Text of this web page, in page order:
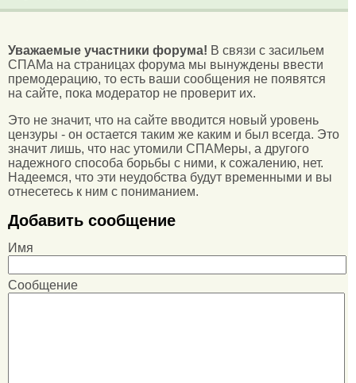
Уважаемые участники форума! В связи с засильем
СПАМа на страницах форума мы вынуждены ввести
премодерацию, то есть ваши сообщения не появятся
на сайте, пока модератор не проверит их.
Это не значит, что на сайте вводится новый уровень
цензуры - он остается таким же каким и был всегда. Это
значит лишь, что нас утомили СПАМеры, а другого
надежного способа борьбы с ними, к сожалению, нет.
Надеемся, что эти неудобства будут временными и вы
отнесетесь к ним с пониманием.
Добавить сообщение
Имя
Сообщение